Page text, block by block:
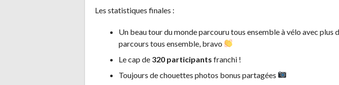
Les statistiques finales :
Un beau tour du monde parcouru tous ensemble à vélo avec plus
parcours tous ensemble, bravo
Le cap de 320 participants franchi !
Toujours de chouettes photos bonus partagées